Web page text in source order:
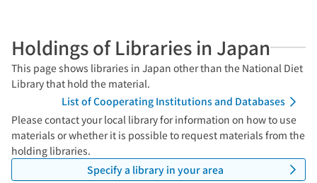
Holdings of Libraries in Japan
This page shows libraries in Japan other than the National Diet
Library that hold the material.
List of Cooperating Institutions and Databases
Please contact your local library for information on how to use
materials or whether it is possible to request materials from the
holding libraries.
Specify a library in your area